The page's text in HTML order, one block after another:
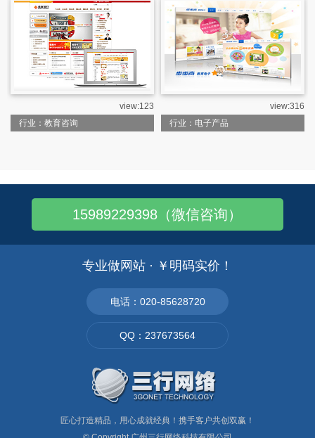
view:123
行业：教育咨询
view:316
行业：电子产品
15989229398（微信咨询）
专业做网站 · ￥明码实价！
电话：020-85628720
QQ：237673564
匠心打造精品，用心成就经典！携手客户共创双赢！